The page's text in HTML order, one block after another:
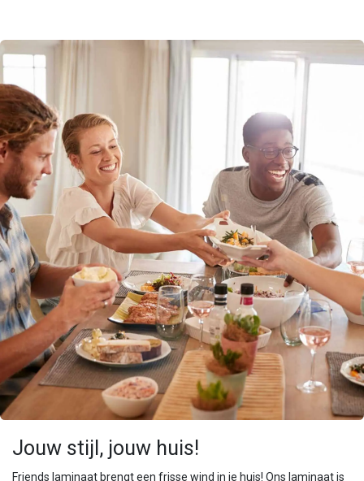
Jouw stijl, jouw huis!
Friends laminaat brengt een frisse wind in je huis! Ons laminaat is